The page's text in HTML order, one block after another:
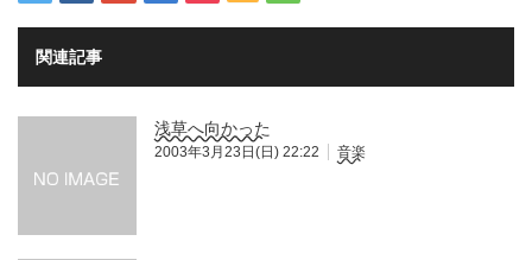
関連記事
浅草へ向かった
2003年3月23日(日) 22:22 音楽